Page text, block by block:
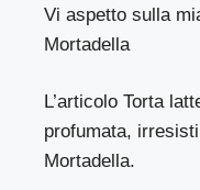
Vi aspetto sulla
Mortadella
L’articoloTorta
profumata,
Mortadella.